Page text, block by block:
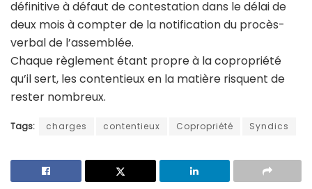
définitive à défaut de contestation dans le délai de
deux mois à compter de la notification du procès-
verbal de l’assemblée.
Chaque règlement étant propre à la copropriété
qu’il sert, les contentieux en la matière risquent de
rester nombreux.
Tags: charges contentieux Copropriété Syndics